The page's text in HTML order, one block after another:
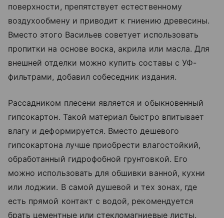
поверхности, препятствует естественному
воздухообмену и приводит к гниению древесины.
Вместо этого Васильев советует использовать
пропитки на основе воска, акрила или масла. Для
внешней отделки можно купить составы с УФ-
фильтрами, добавил собеседник издания.
Рассадником плесени является и обыкновенный
гипсокартон. Такой материал быстро впитывает
влагу и деформируется. Вместо дешевого
гипсокартона лучше приобрести влагостойкий,
обработанный гидрофобной грунтовкой. Его
можно использовать для обшивки ванной, кухни
или лоджии. В самой душевой и тех зонах, где
есть прямой контакт с водой, рекомендуется
брать цементные или стекломагниевые листы.